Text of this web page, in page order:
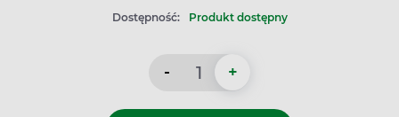
Dostępność: Produkt dostępny
- +